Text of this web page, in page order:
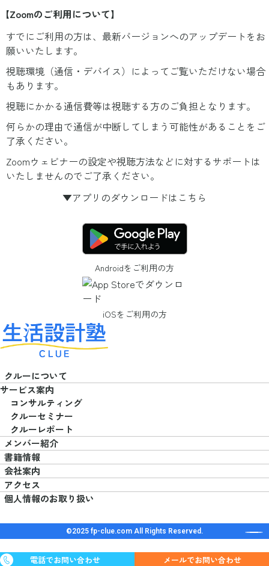
電話でお問い合わせ メールでお問い合わせ
【Zoomのご利用について】
すでにご利用の方は、最新バージョンへのアップデートをお
願いいたします。
視聴環境（通信・デバイス）によってご覧いただけない場合
もあります。
視聴にかかる通信費等は視聴する方のご負担となります。
何らかの理由で通信が中断してしまう可能性があることをご
了承ください。
Zoomウェビナーの設定や視聴方法などに対するサポートは
いたしませんのでご了承ください。
▼アプリのダウンロードはこちら
Androidをご利用の方
iOSをご利用の方
クルーについて
サービス案内
コンサルティング
クルーセミナー
クルーレポート
メンバー紹介
書籍情報
会社案内
アクセス
個人情報のお取り扱い
©2025 fp-clue.com All Rights Reserved.